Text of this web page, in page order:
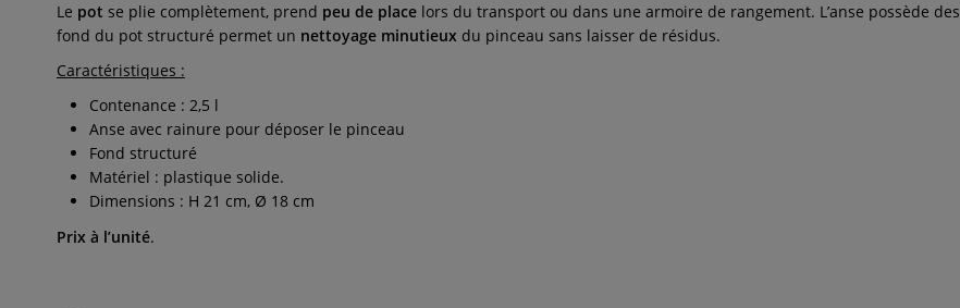
Le pot se plie complètement, prend peu de place lors du transport ou dans une armoire de rangement. L’anse possède des
fond du pot structuré permet un nettoyage minutieux du pinceau sans laisser de résidus.
Caractéristiques :
Contenance : 2,5 l
Anse avec rainure pour déposer le pinceau
Fond structuré
Matériel : plastique solide.
Dimensions : H 21 cm, Ø 18 cm
Prix à l’unité.